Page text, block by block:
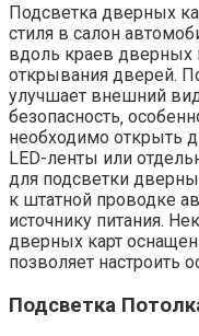
Подсветка дверных
стиля в салон
вдоль краев дверных
открывания дверей.
улучшает внешний
безопасность‚
необходимо открыть
LED-ленты или
для подсветки
к штатной проводке
источнику питания.
дверных карт
позволяет настроить
Подсветка